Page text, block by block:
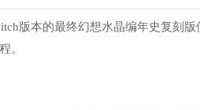
版本的最终幻想水晶编年史复刻
。